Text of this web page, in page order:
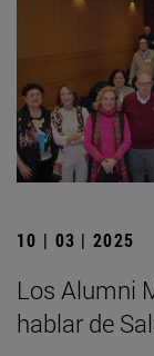
10 | 03 | 2025
Los Alumni
hablar de